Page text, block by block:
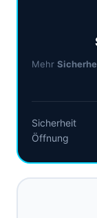
Mehr
Sicherheit
Öffnung